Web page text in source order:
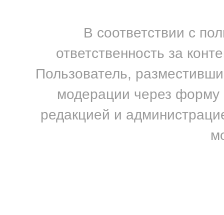
В соответствии с
ответственность за
Пользователь,
модерации через форму
редакцией и